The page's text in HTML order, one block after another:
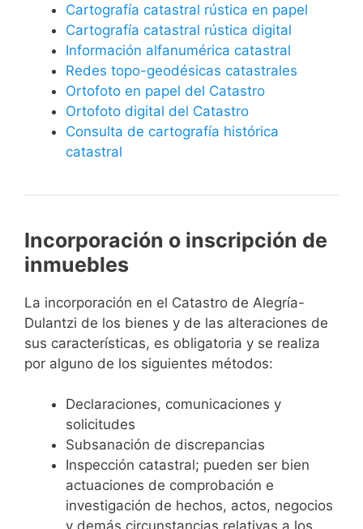
Cartografía catastral rústica en papel
Cartografía catastral rústica digital
Información alfanumérica catastral
Redes topo-geodésicas catastrales
Ortofoto en papel del Catastro
Ortofoto digital del Catastro
Consulta de cartografía histórica
catastral
Incorporación o inscripción de
inmuebles
La incorporación en el Catastro de Alegría-
Dulantzi de los bienes y de las alteraciones de
sus características, es obligatoria y se realiza
por alguno de los siguientes métodos:
Declaraciones, comunicaciones y
solicitudes
Subsanación de discrepancias
Inspección catastral; pueden ser bien
actuaciones de comprobación e
investigación de hechos, actos, negocios